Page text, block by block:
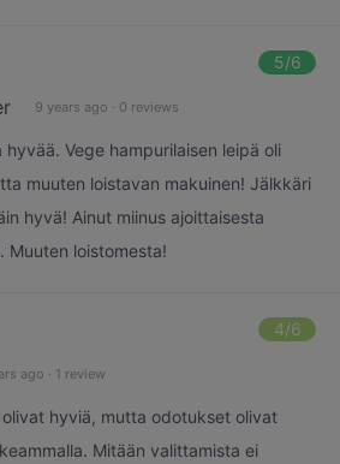
5/6
9 years ago · 0 reviews
hyvää. Vege hampurilaisen leipä oli
muuten loistavan makuinen! Jälkkäri
hyvä! Ainut miinus ajoittaisesta
Muuten loistomesta!
4/6
ago · 1 review
olivat hyviä, mutta odotukset olivat
Mitään valittamista ei